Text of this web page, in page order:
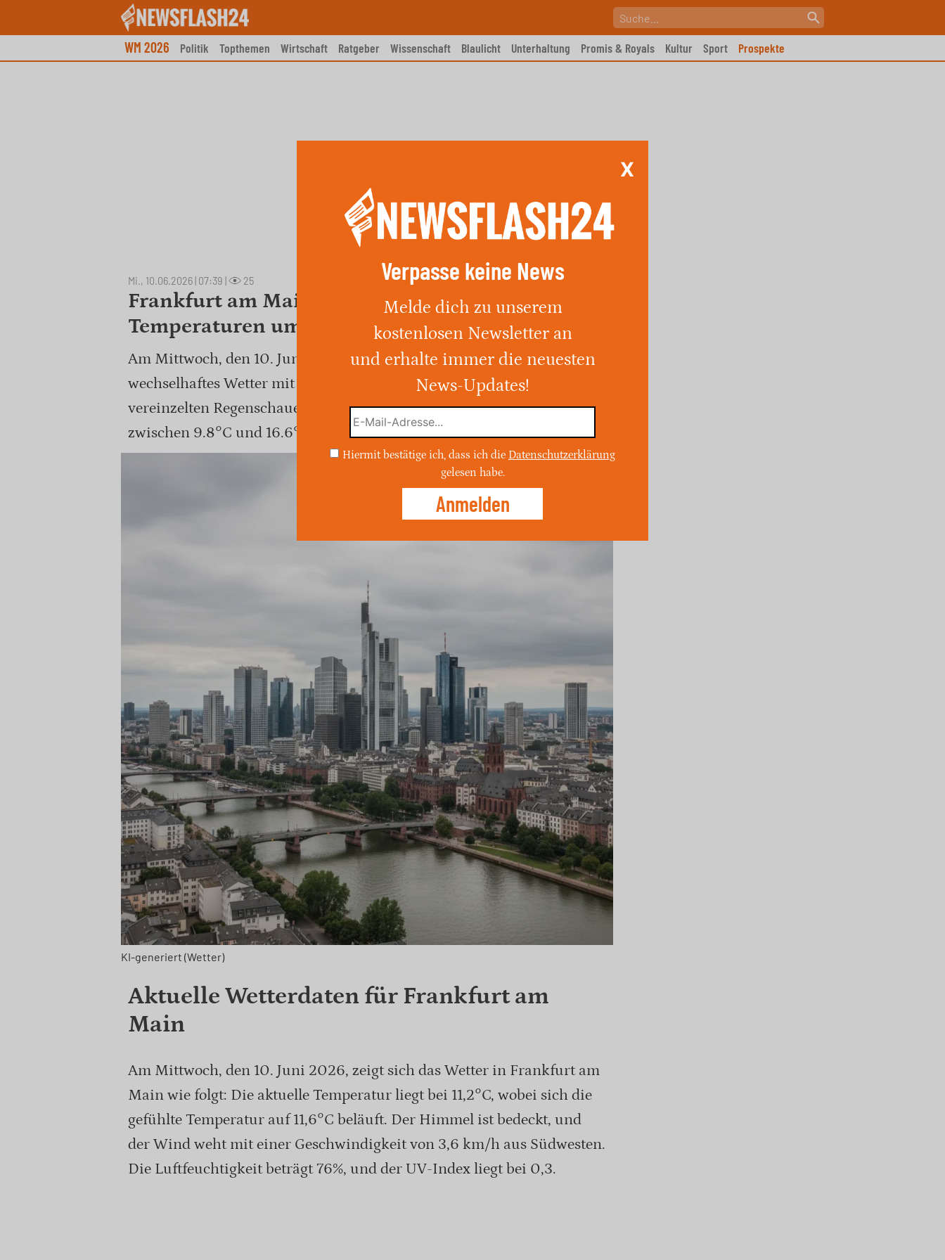
WM 2026 Politik Topthemen Wirtschaft Ratgeber Wissenschaft Blaulicht Unterhaltung Promis & Royals Kultur Sport Prospekte
Mi., 10.06.2026 | 07:39 25
Frankfurt am Main heute: Schattiges Wetter mit
Temperaturen um 17°C
Am Mittwoch, den 10. Juni 2026, ist in Frankfurt am Main
wechselhaftes Wetter mit überwiegend bedecktem Himmel und
vereinzelten Regenschauern zu erwarten. Die Temperaturen liegen
zwischen 9.8°C und 16.6°C.
KI-generiert (Wetter)
Aktuelle Wetterdaten für Frankfurt am
Main
Am Mittwoch, den 10. Juni 2026, zeigt sich das Wetter in Frankfurt am
Main wie folgt: Die aktuelle Temperatur liegt bei 11,2°C, wobei sich die
gefühlte Temperatur auf 11,6°C beläuft. Der Himmel ist bedeckt, und
der Wind weht mit einer Geschwindigkeit von 3,6 km/h aus Südwesten.
Die Luftfeuchtigkeit beträgt 76%, und der UV-Index liegt bei 0,3.
X
Verpasse keine News
Melde dich zu unserem
kostenlosen Newsletter an
und erhalte immer die neuesten
News-Updates!
Hiermit bestätige ich, dass ich die Datenschutzerklärung
gelesen habe.